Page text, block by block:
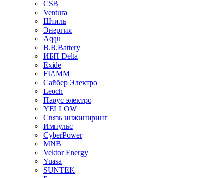
CSB
Ventura
Штиль
Энергия
Aqqu
B.B.Bаttery
ИБП Delta
Exide
FIAMM
Сайбер Электро
Leoch
Парус электро
YELLOW
Связь инжиниринг
Импульс
CyberPower
MNB
Vektor Energy
Yuasa
SUNTEK